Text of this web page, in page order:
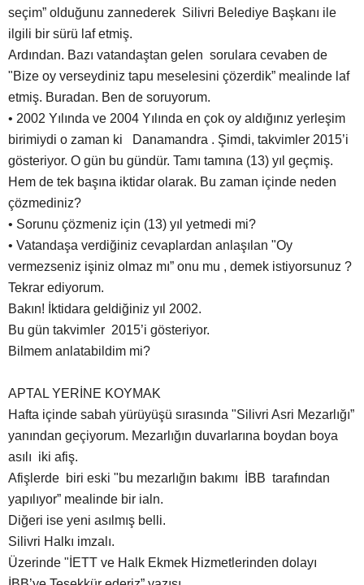
seçim” olduğunu zannederek Silivri Belediye Başkanı ile
ilgili bir sürü laf etmiş.
Ardından. Bazı vatandaştan gelen sorulara cevaben de
"Bize oy verseydiniz tapu meselesini çözerdik” mealinde laf
etmiş. Buradan. Ben de soruyorum.
• 2002 Yılında ve 2004 Yılında en çok oy aldığınız yerleşim
birimiydi o zaman ki Danamandra . Şimdi, takvimler 2015’i
gösteriyor. O gün bu gündür. Tamı tamına (13) yıl geçmiş.
Hem de tek başına iktidar olarak. Bu zaman içinde neden
çözmediniz?
• Sorunu çözmeniz için (13) yıl yetmedi mi?
• Vatandaşa verdiğiniz cevaplardan anlaşılan "Oy
vermezseniz işiniz olmaz mı” onu mu , demek istiyorsunuz ?
Tekrar ediyorum.
Bakın! İktidara geldiğiniz yıl 2002.
Bu gün takvimler 2015’i gösteriyor.
Bilmem anlatabildim mi?
APTAL YERİNE KOYMAK
Hafta içinde sabah yürüyüşü sırasında "Silivri Asri Mezarlığı”
yanından geçiyorum. Mezarlığın duvarlarına boydan boya
asılı iki afiş.
Afişlerde biri eski "bu mezarlığın bakımı İBB tarafından
yapılıyor” mealinde bir ialn.
Diğeri ise yeni asılmış belli.
Silivri Halkı imzalı.
Üzerinde "İETT ve Halk Ekmek Hizmetlerinden dolayı